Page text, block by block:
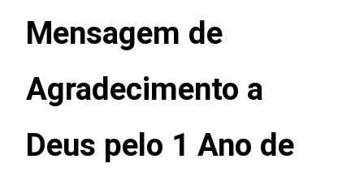
Mensagem de
Agradecimento a
Deus pelo 1 Ano de